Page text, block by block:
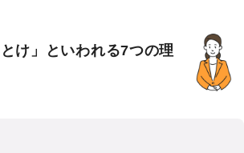
け」といわれる7つの理